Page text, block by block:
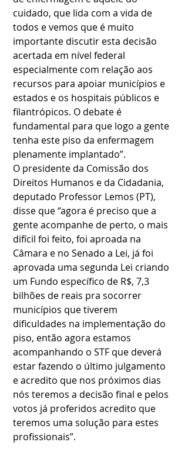
cuidado, que lida com a vida de
todos e vemos que é muito
importante discutir esta decisão
acertada em nível federal
especialmente com relação aos
recursos para apoiar municípios e
estados e os hospitais públicos e
filantrópicos. O debate é
fundamental para que logo a gente
tenha este piso da enfermagem
plenamente implantado”.
O presidente da Comissão dos
Direitos Humanos e da Cidadania,
deputado Professor Lemos (PT),
disse que “agora é preciso que a
gente acompanhe de perto, o mais
difícil foi feito, foi aproada na
Câmara e no Senado a Lei, já foi
aprovada uma segunda Lei criando
um Fundo específico de R$, 7,3
bilhões de reais pra socorrer
municípios que tiverem
dificuldades na implementação do
piso, então agora estamos
acompanhando o STF que deverá
estar fazendo o último julgamento
e acredito que nos próximos dias
nós teremos a decisão final e pelos
votos já proferidos acredito que
teremos uma solução para estes
profissionais”.